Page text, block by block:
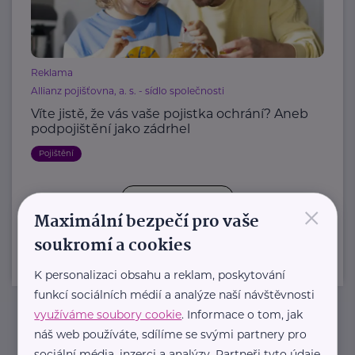
Reklama
Allianz pojišťovna, a. s. - sídlo společnosti
Víte jistě, že vás vaše pojistka ochrání? Aneb
podpojištění jako zádrhel
Pojištění
Newsletter
×
Maximální bezpečí pro vaše
soukromí a cookies
K personalizaci obsahu a reklam, poskytování
funkcí sociálních médií a analýze naší návštěvnosti
využíváme soubory cookie. Informace o tom, jak
náš web používáte, sdílíme se svými partnery pro